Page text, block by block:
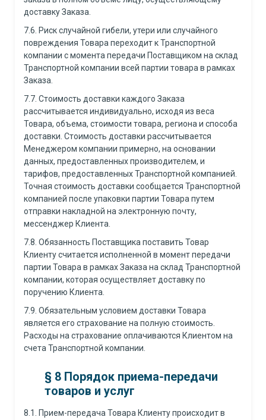
доставку Заказа.
7.6. Риск случайной гибели, утери или случайного
повреждения Товара переходит к Транспортной
компании с момента передачи Поставщиком на склад
Транспортной компании всей партии товара в рамках
Заказа.
7.7. Стоимость доставки каждого Заказа
рассчитывается индивидуально, исходя из веса
Товара, объема, стоимости товара, региона и способа
доставки. Стоимость доставки рассчитывается
Менеджером компании примерно, на основании
данных, предоставленных производителем, и
тарифов, предоставленных Транспортной компанией.
Точная стоимость доставки сообщается Транспортной
компанией после упаковки партии Товара путем
отправки накладной на электронную почту,
мессенджер Клиента.
7.8. Обязанность Поставщика поставить Товар
Клиенту считается исполненной в момент передачи
партии Товара в рамках Заказа на склад Транспортной
компании, которая осуществляет доставку по
поручению Клиента.
7.9. Обязательным условием доставки Товара
является его страхование на полную стоимость.
Расходы на страхование оплачиваются Клиентом на
счета Транспортной компании.
§ 8 Порядок приема-передачи
товаров и услуг
8.1. Прием-передача Товара Клиенту происходит в